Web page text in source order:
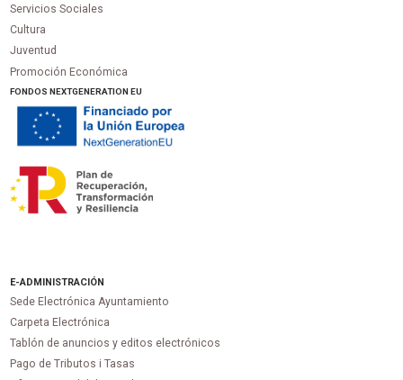
Servicios Sociales
Cultura
Juventud
Promoción Económica
FONDOS NEXTGENERATION EU
E-ADMINISTRACIÓN
Sede Electrónica Ayuntamiento
Carpeta Electrónica
Tablón de anuncios y editos electrónicos
Pago de Tributos i Tasas